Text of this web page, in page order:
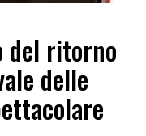
del ritorno
delle